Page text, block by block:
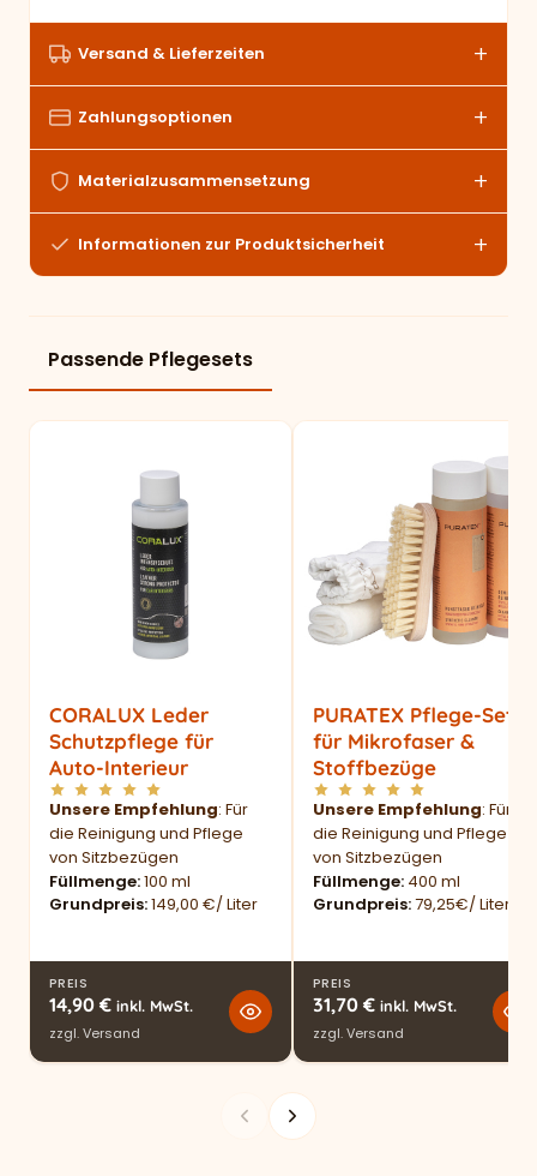
Versand & Lieferzeiten
Zahlungsoptionen
Materialzusammensetzung
Informationen zur Produktsicherheit
Passende Pflegesets
CORALUX Leder
Schutzpflege für
Auto-Interieur
Unsere Empfehlung: Für
die Reinigung und Pflege
von Sitzbezügen
Füllmenge 100 ml
Grundpreis 149,00 €/ Liter
PREIS
14,90 € inkl. MwSt.
zzgl.Versand
PURATEX Pflege-Set
für Mikrofaser &
Stoffbezüge
Unsere Empfehlung: Für
die Reinigung und Pflege
von Sitzbezügen
Füllmenge 400 ml
Grundpreis 79,25€/ Liter
PREIS
31,70 € inkl. MwSt.
zzgl.Versand